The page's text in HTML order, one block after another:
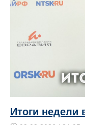
Итоги недели